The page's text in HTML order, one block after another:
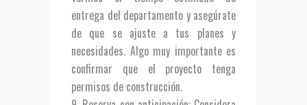
entrega del departamento y asegúrate
de que se ajuste a tus planes y
necesidades. Algo muy importante es
confirmar que el proyecto tenga
permisos de construcción.